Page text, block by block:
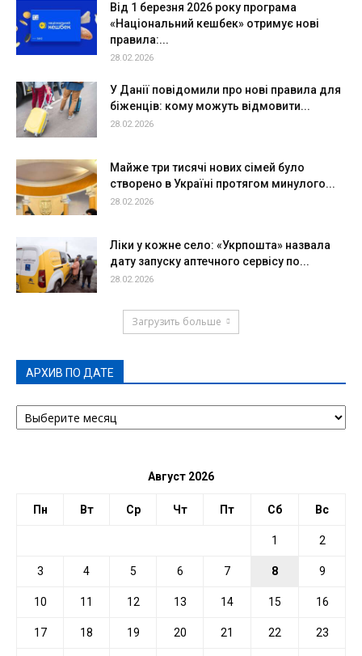
Від 1 березня 2026 року програма
«Національний кешбек» отримує нові
правила:...
28.02.2026
У Данії повідомили про нові правила для
біженців: кому можуть відмовити...
28.02.2026
Майже три тисячі нових сімей було
створено в Україні протягом минулого...
28.02.2026
Ліки у кожне село: «Укрпошта» назвала
дату запуску аптечного сервісу по...
28.02.2026
Загрузить больше
АРХИВ ПО ДАТЕ
АРХИВ
ПО
Август 2026
Пн Вт Ср Чт Пт Сб Вс
1 2
3 4 5 6 7 8 9
10 11 12 13 14 15 16
17 18 19 20 21 22 23